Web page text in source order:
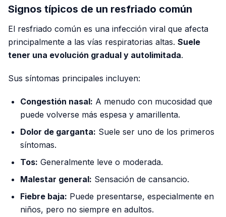
Signos típicos de un resfriado común
El resfriado común es una infección viral que afecta
principalmente a las vías respiratorias altas. Suele
tener una evolución gradual y autolimitada.
Sus síntomas principales incluyen:
Congestión nasal: A menudo con mucosidad que
puede volverse más espesa y amarillenta.
Dolor de garganta: Suele ser uno de los primeros
síntomas.
Tos: Generalmente leve o moderada.
Malestar general: Sensación de cansancio.
Fiebre baja: Puede presentarse, especialmente en
niños, pero no siempre en adultos.